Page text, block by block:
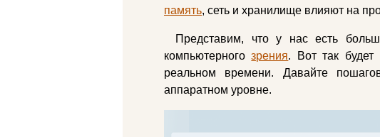
память, сеть и хранилище влияют на
Представим, что у нас есть
компьютерногозрения. Вот так будет
реальном времени. Давайте
аппаратном уровне.